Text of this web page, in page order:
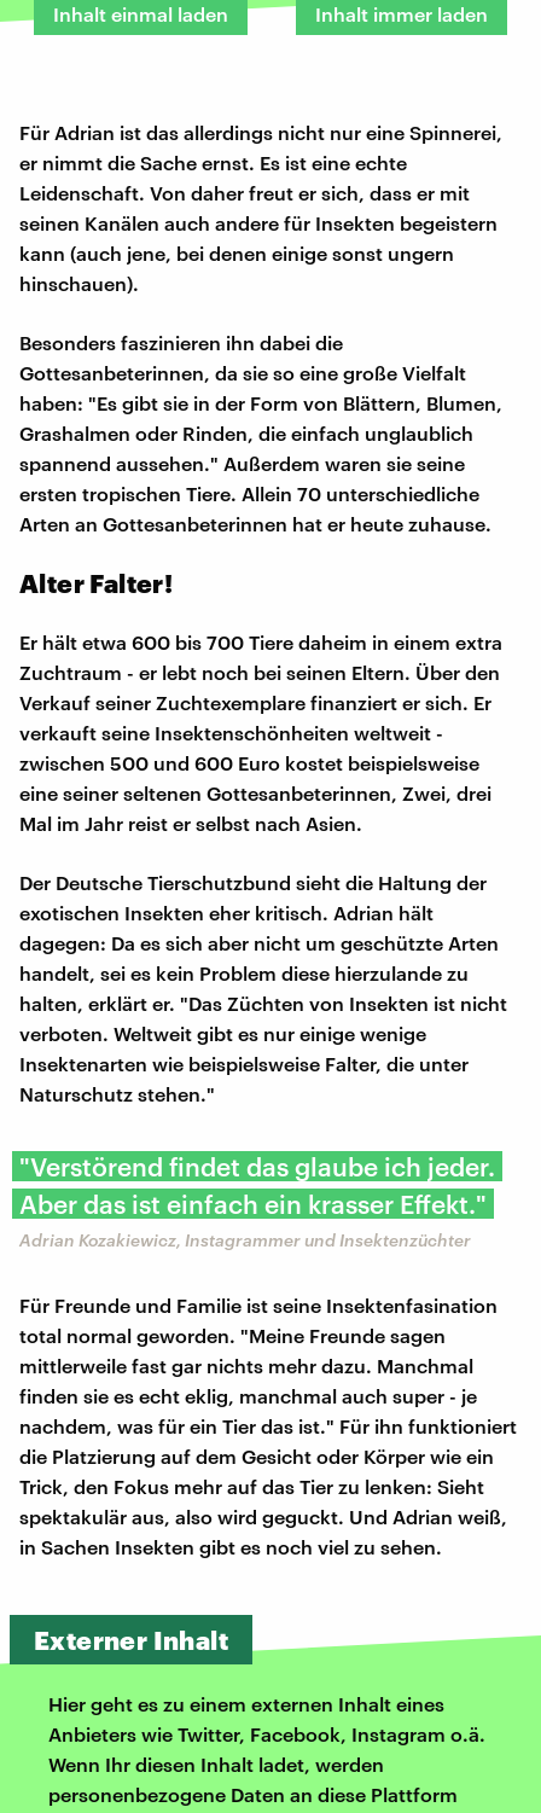
Inhalt einmal laden Inhalt immer laden
Für Adrian ist das allerdings nicht nur eine Spinnerei,
er nimmt die Sache ernst. Es ist eine echte
Leidenschaft. Von daher freut er sich, dass er mit
seinen Kanälen auch andere für Insekten begeistern
kann (auch jene, bei denen einige sonst ungern
hinschauen).
Besonders faszinieren ihn dabei die
Gottesanbeterinnen, da sie so eine große Vielfalt
haben: "Es gibt sie in der Form von Blättern, Blumen,
Grashalmen oder Rinden, die einfach unglaublich
spannend aussehen." Außerdem waren sie seine
ersten tropischen Tiere. Allein 70 unterschiedliche
Arten an Gottesanbeterinnen hat er heute zuhause.
Alter Falter!
Er hält etwa 600 bis 700 Tiere daheim in einem extra
Zuchtraum - er lebt noch bei seinen Eltern. Über den
Verkauf seiner Zuchtexemplare finanziert er sich. Er
verkauft seine Insektenschönheiten weltweit -
zwischen 500 und 600 Euro kostet beispielsweise
eine seiner seltenen Gottesanbeterinnen, Zwei, drei
Mal im Jahr reist er selbst nach Asien.
Der Deutsche Tierschutzbund sieht die Haltung der
exotischen Insekten eher kritisch. Adrian hält
dagegen: Da es sich aber nicht um geschützte Arten
handelt, sei es kein Problem diese hierzulande zu
halten, erklärt er. "Das Züchten von Insekten ist nicht
verboten. Weltweit gibt es nur einige wenige
Insektenarten wie beispielsweise Falter, die unter
Naturschutz stehen."
"Verstörend findet das glaube ich jeder.
Aber das ist einfach ein krasser Effekt."
Adrian Kozakiewicz, Instagrammer und Insektenzüchter
Für Freunde und Familie ist seine Insektenfasination
total normal geworden. "Meine Freunde sagen
mittlerweile fast gar nichts mehr dazu. Manchmal
finden sie es echt eklig, manchmal auch super - je
nachdem, was für ein Tier das ist." Für ihn funktioniert
die Platzierung auf dem Gesicht oder Körper wie ein
Trick, den Fokus mehr auf das Tier zu lenken: Sieht
spektakulär aus, also wird geguckt. Und Adrian weiß,
in Sachen Insekten gibt es noch viel zu sehen.
Externer Inhalt
Hier geht es zu einem externen Inhalt eines
Anbieters wie Twitter, Facebook, Instagram o.ä.
Wenn Ihr diesen Inhalt ladet, werden
personenbezogene Daten an diese Plattform